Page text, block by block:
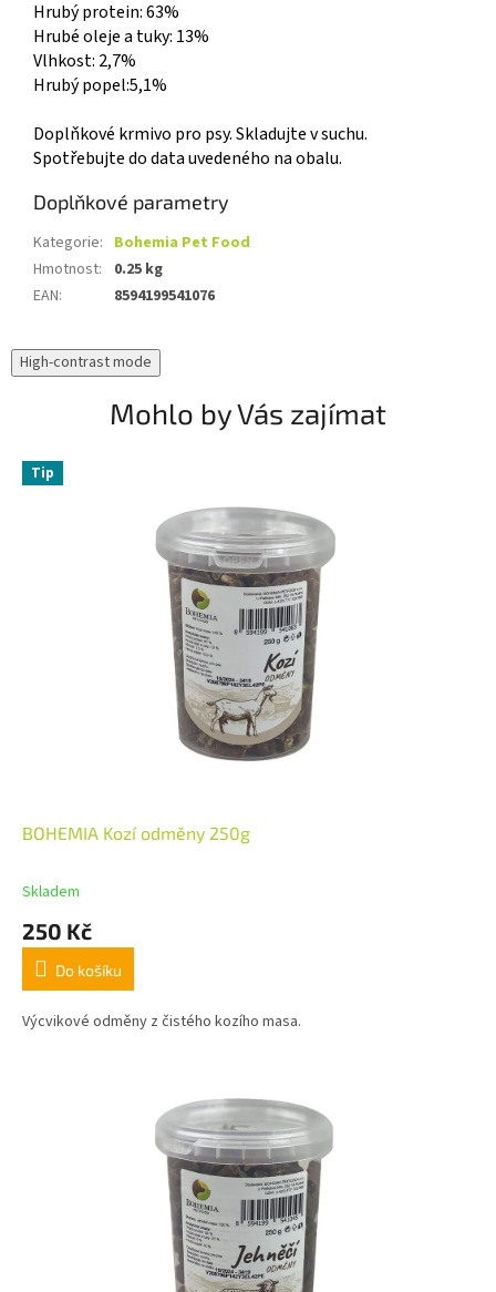
Hrubý protein: 63%
Hrubé oleje a tuky: 13%
Vlhkost: 2,7%
Hrubý popel:5,1%
Doplňkové krmivo pro psy. Skladujte v suchu.
Spotřebujte do data uvedeného na obalu.
Doplňkové parametry
Kategorie: Bohemia Pet Food
Hmotnost:
0.25 kg
EAN: 8594199541076
High-contrast mode
Mohlo by Vás zajímat
Tip
BOHEMIA Kozí odměny 250g
Skladem
250 Kč
Do košíku
Výcvikové odměny z čistého kozího masa.